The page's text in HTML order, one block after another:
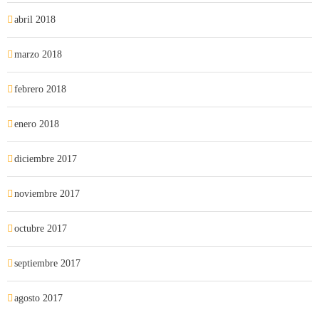
abril 2018
marzo 2018
febrero 2018
enero 2018
diciembre 2017
noviembre 2017
octubre 2017
septiembre 2017
agosto 2017